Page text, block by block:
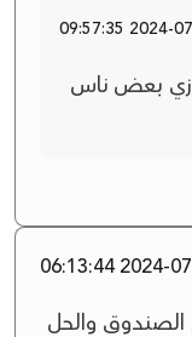
2024-07-24
بعض ناس
2024-07-24
والحل